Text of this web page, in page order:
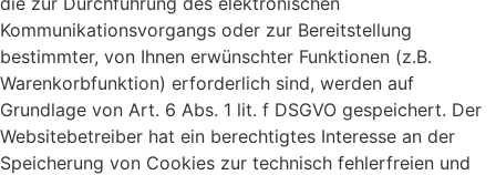
Kommunikationsvorgangs oder zur Bereitstellung
bestimmter, von Ihnen erwünschter Funktionen (z.B.
Warenkorbfunktion) erforderlich sind, werden auf
Grundlage von Art. 6 Abs. 1 lit. f DSGVO gespeichert. Der
Websitebetreiber hat ein berechtigtes Interesse an der
Speicherung von Cookies zur technisch fehlerfreien und